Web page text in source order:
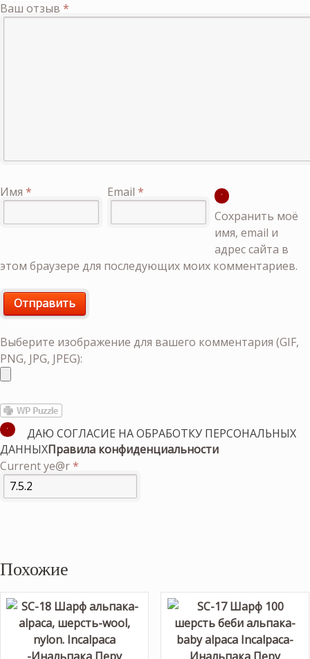
Ваш отзыв *
Имя * Email *
Сохранить моё
имя, email и
адрес сайта в
этом браузере для последующих моих комментариев.
Выберите изображение для вашего комментария (GIF,
PNG, JPG, JPEG):
ДАЮ СОГЛАСИЕ НА ОБРАБОТКУ ПЕРСОНАЛЬНЫХ
ДАННЫХПравила конфиденциальности
Current ye@r*
Похожие